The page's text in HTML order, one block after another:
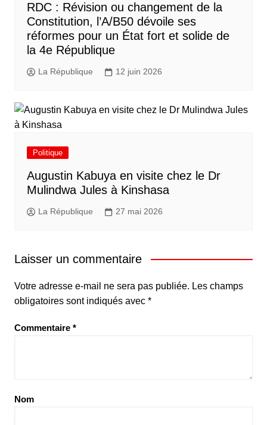
RDC : Révision ou changement de la
Constitution, l’A/B50 dévoile ses
réformes pour un État fort et solide de
la 4e République
La République 12 juin 2026
Politique
Augustin Kabuya en visite chez le Dr
Mulindwa Jules à Kinshasa
La République 27 mai 2026
Laisser un commentaire
Votre adresse e-mail ne sera pas publiée. Les champs
obligatoires sont indiqués avec *
Commentaire *
Nom